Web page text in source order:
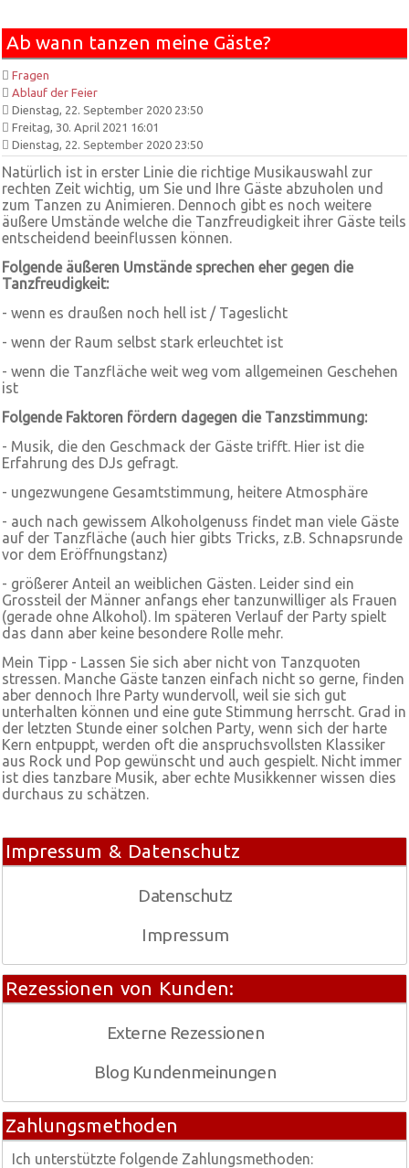
Ab wann tanzen meine Gäste?
Fragen
Ablauf der Feier
Dienstag, 22. September 2020 23:50
Freitag, 30. April 2021 16:01
Dienstag, 22. September 2020 23:50
Natürlich ist in erster Linie die richtige Musikauswahl zur
rechten Zeit wichtig, um Sie und Ihre Gäste abzuholen und
zum Tanzen zu Animieren. Dennoch gibt es noch weitere
äußere Umstände welche die Tanzfreudigkeit ihrer Gäste teils
entscheidend beeinflussen können.
Folgende äußeren Umstände sprechen eher gegen die
Tanzfreudigkeit:
- wenn es draußen noch hell ist / Tageslicht
- wenn der Raum selbst stark erleuchtet ist
- wenn die Tanzfläche weit weg vom allgemeinen Geschehen
ist
Folgende Faktoren fördern dagegen die Tanzstimmung:
- Musik, die den Geschmack der Gäste trifft. Hier ist die
Erfahrung des DJs gefragt.
- ungezwungene Gesamtstimmung, heitere Atmosphäre
- auch nach gewissem Alkoholgenuss findet man viele Gäste
auf der Tanzfläche (auch hier gibts Tricks, z.B. Schnapsrunde
vor dem Eröffnungstanz)
- größerer Anteil an weiblichen Gästen. Leider sind ein
Grossteil der Männer anfangs eher tanzunwilliger als Frauen
(gerade ohne Alkohol). Im späteren Verlauf der Party spielt
das dann aber keine besondere Rolle mehr.
Mein Tipp - Lassen Sie sich aber nicht von Tanzquoten
stressen. Manche Gäste tanzen einfach nicht so gerne, finden
aber dennoch Ihre Party wundervoll, weil sie sich gut
unterhalten können und eine gute Stimmung herrscht. Grad in
der letzten Stunde einer solchen Party, wenn sich der harte
Kern entpuppt, werden oft die anspruchsvollsten Klassiker
aus Rock und Pop gewünscht und auch gespielt. Nicht immer
ist dies tanzbare Musik, aber echte Musikkenner wissen dies
durchaus zu schätzen.
Impressum & Datenschutz
Datenschutz
Impressum
Rezessionen von Kunden:
Externe Rezessionen
Blog Kundenmeinungen
Zahlungsmethoden
Ich unterstützte folgende Zahlungsmethoden: